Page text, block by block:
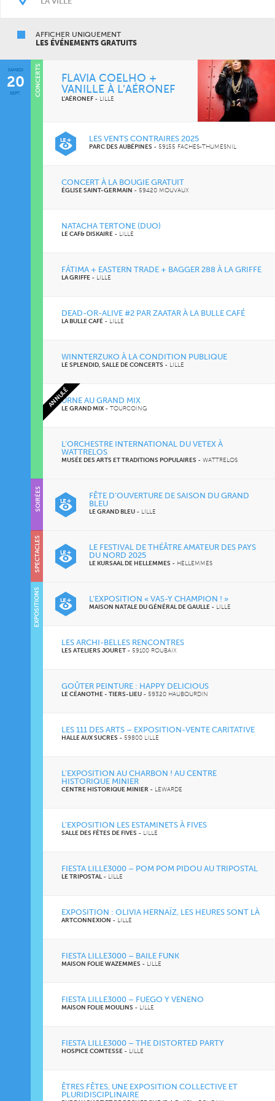
AFFICHER UNIQUEMENT
LES ÉVÉNEMENTS GRATUITS
SAMEDI
20
SEPT.
FLAVIA COELHO +
VANILLE À L’AÉRONEF
L'AÉRONEF - LILLE
LES VENTS CONTRAIRES 2025
PARC DES AUBÉPINES - 59155 FACHES-THUMESNIL
CONCERT À LA BOUGIE GRATUIT
ÉGLISE SAINT-GERMAIN - 59420 MOUVAUX
NATACHA TERTONE (DUO)
LE CAF& DISKAIRE - LILLE
FÁTIMA + EASTERN TRADE + BAGGER 288 À LA GRIFFE
LA GRIFFE - LILLE
DEAD-OR-ALIVE #2 PAR ZAATAR À LA BULLE CAFÉ
LA BULLE CAFÉ - LILLE
WINNTERZUKO À LA CONDITION PUBLIQUE
LE SPLENDID, SALLE DE CONCERTS - LILLE
ANNULÉURNE AU GRAND MIX
LE GRAND MIX - TOURCOING
L’ORCHESTRE INTERNATIONAL DU VETEX À
WATTRELOS
MUSÉE DES ARTS ET TRADITIONS POPULAIRES - WATTRELOS
CONCERTS
FÊTE D’OUVERTURE DE SAISON DU GRAND
BLEU
LE GRAND BLEU - LILLE
SOIRÉES
LE FESTIVAL DE THÉÂTRE AMATEUR DES PAYS
DU NORD 2025
LE KURSAAL DE HELLEMMES - HELLEMMES
SPECTACLES
L’EXPOSITION « VAS-Y CHAMPION ! »
MAISON NATALE DU GÉNÉRAL DE GAULLE - LILLE
LES ARCHI-BELLES RENCONTRES
LES ATELIERS JOURET - 59100 ROUBAIX
GOÛTER PEINTURE : HAPPY DELICIOUS
LE CÉANOTHE - TIERS-LIEU - 59320 HAUBOURDIN
LES 111 DES ARTS – EXPOSITION-VENTE CARITATIVE
HALLE AUX SUCRES - 59800 LILLE
L’EXPOSITION AU CHARBON ! AU CENTRE
HISTORIQUE MINIER
CENTRE HISTORIQUE MINIER - LEWARDE
L’EXPOSITION LES ESTAMINETS À FIVES
SALLE DES FÊTES DE FIVES - LILLE
FIESTA LILLE3000 – POM POM PIDOU AU TRIPOSTAL
LE TRIPOSTAL- LILLE
EXPOSITION : OLIVIA HERNAÏZ, LES HEURES SONT LÀ
ARTCONNEXION - LILLE
FIESTA LILLE3000 – BAILE FUNK
MAISON FOLIE WAZEMMES - LILLE
FIESTA LILLE3000 – FUEGO Y VENENO
MAISON FOLIE MOULINS - LILLE
FIESTA LILLE3000 – THE DISTORTED PARTY
HOSPICE COMTESSE - LILLE
ÊTRES FÊTES, UNE EXPOSITION COLLECTIVE ET
PLURIDISCIPLINAIRE
EXPOSITIONS